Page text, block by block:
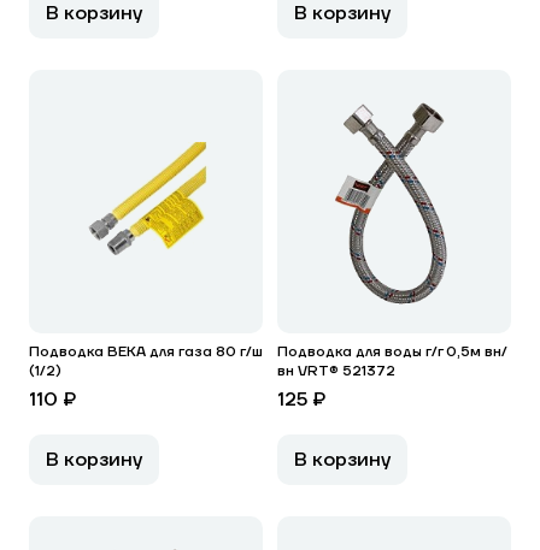
В корзину В корзину
Подводка ВЕКА для газа 80 г/ш
(1/2)
110 ₽
В корзину
Подводка для воды г/г 0,5м вн/
вн VRT® 521372
125 ₽
В корзину